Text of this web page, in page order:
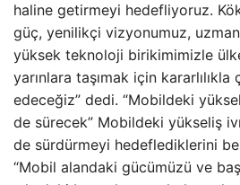
haline getirmeyi hedefliyoruz.
güç, yenilikçi vizyonumuz,
yüksek teknoloji birikimimizle
yarınlara taşımak için kararlılıkla
edeceğiz” dedi. “Mobildeki
de sürecek” Mobildeki yükseliş
de sürdürmeyi hedeflediklerini
“Mobil alandaki gücümüzü ve